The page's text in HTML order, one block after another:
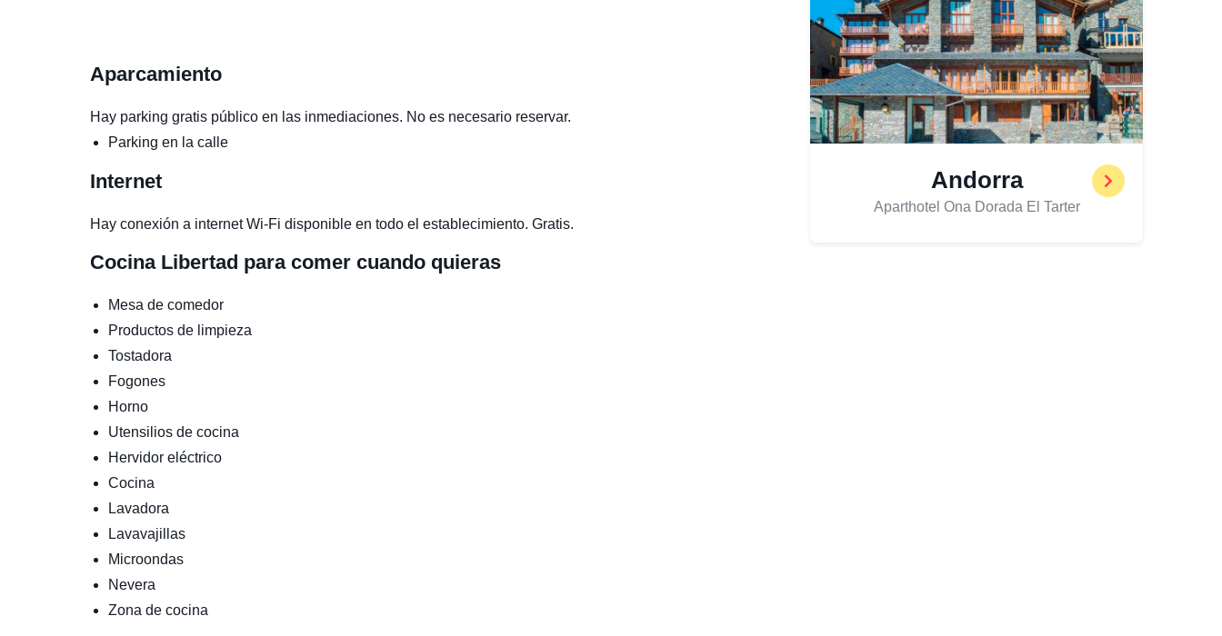
Aparcamiento
Hay parking gratis público en las inmediaciones. No es necesario reservar.
Parking en la calle
Internet
Hay conexión a internet Wi-Fi disponible en todo el establecimiento. Gratis.
Cocina Libertad para comer cuando quieras
Mesa de comedor
Productos de limpieza
Tostadora
Fogones
Horno
Utensilios de cocina
Hervidor eléctrico
Cocina
Lavadora
Lavavajillas
Microondas
Nevera
Zona de cocina
Andorra
Aparthotel Ona Dorada El Tarter